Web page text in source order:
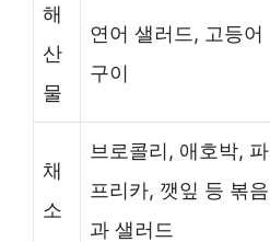
해
산
물
연어 샐러드, 고등어
구이
채
소
브로콜리, 애호박, 파
프리카, 깻잎 등 볶음
과 샐러드